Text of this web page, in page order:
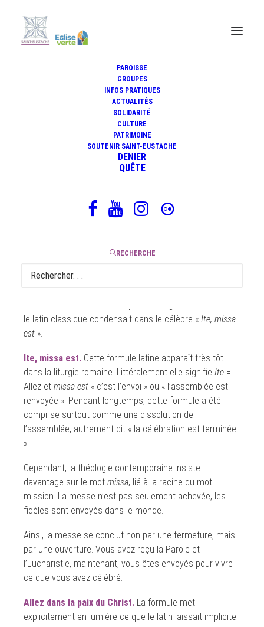
PAROISSE
GROUPES
INFOS PRATIQUES
ACTUALITÉS
SOLIDARITÉ
CULTURE
PATRIMOINE
SOUTENIR SAINT-EUSTACHE
DENIER
QUÊTE
RECHERCHE
Allez dans la Paix du Christ !
25 juin 2026 | 4 Minutes
est la formule la plus connue du renvoi de l’assemblée
le latin classique condensait dans le célèbre « Ite, missa
est ».
Ite, missa est. Cette formule latine apparaît très tôt
dans la liturgie romaine. Littéralement elle signifie Ite =
Allez et missa est « c’est l’envoi » ou « l’assemblée est
renvoyée ». Pendant longtemps, cette formule a été
comprise surtout comme une dissolution de
l’assemblée, autrement dit « la célébration est terminée
».
Cependant, la théologie contemporaine insiste
davantage sur le mot missa, lié à la racine du mot
mission. La messe n’est pas seulement achevée, les
fidèles sont envoyés dans le monde.
Ainsi, la messe se conclut non par une fermeture, mais
par une ouverture. Vous avez reçu la Parole et
l’Eucharistie, maintenant, vous êtes envoyés pour vivre
ce que vous avez célébré.
Allez dans la paix du Christ. La formule met
explicitement en lumière ce que le latin laissait implicite.